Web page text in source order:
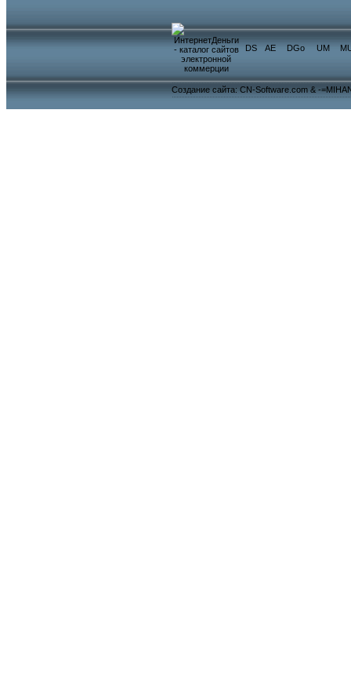
DS AE DGo UM
Создание сайта: CN-Software.com & -